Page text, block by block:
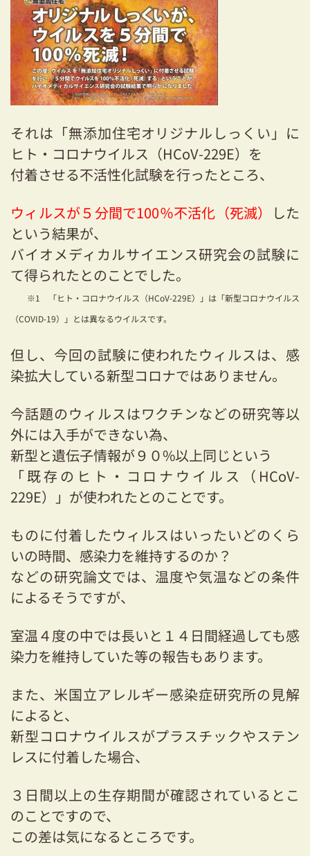
それは「無添加住宅オリジナルしっくい」に
ヒト・コロナウイルス（HCoV-229E）を
付着させる不活性化試験を行ったところ、
ウィルスが５分間で100％不活化（死滅）
した
という結果が、
バイオメディカルサイエンス研究会の試験に
て得られたとのことでした。
※1 「ヒト・コロナウイルス（HCoV-229E）」は「新型コロナウイルス
（COVID-19）」とは異なるウイルスです。
但し、今回の試験に使われたウィルスは、感
染拡大している新型コロナではありません。
今話題のウィルスはワクチンなどの研究等以
外には入手ができない為、
新型と遺伝子情報が９０%以上同じという
「既存のヒト・コロナウイルス（HCoV-
229E）」が使われたとのことです。
ものに付着したウィルスはいったいどのくら
いの時間、感染力を維持するのか？
などの研究論文では、温度や気温などの条件
によるそうですが、
室温４度の中では長いと１４日間経過しても感
染力を維持していた等の報告もあります。
また、米国立アレルギー感染症研究所の見解
によると、
新型コロナウイルスがプラスチックやステン
レスに付着した場合、
３日間以上の生存期間が確認されているとこ
のことですので、
この差は気になるところです。